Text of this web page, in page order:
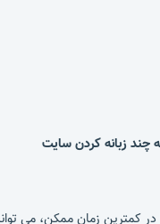
در کمترین زمان ممکن، می